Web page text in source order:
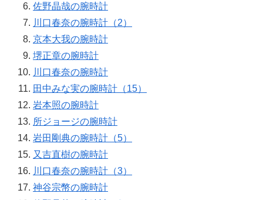
佐野晶哉の腕時計
川口春奈の腕時計（2）
京本大我の腕時計
堺正章の腕時計
川口春奈の腕時計
田中みな実の腕時計（15）
岩本照の腕時計
所ジョージの腕時計
岩田剛典の腕時計（5）
又吉直樹の腕時計
川口春奈の腕時計（3）
神谷宗幣の腕時計